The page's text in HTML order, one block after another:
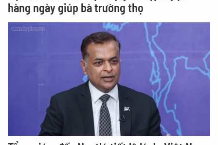
hàng ngày giúp bà trường thọ